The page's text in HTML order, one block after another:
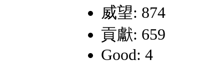
威望: 874
貢獻: 659
Good: 4